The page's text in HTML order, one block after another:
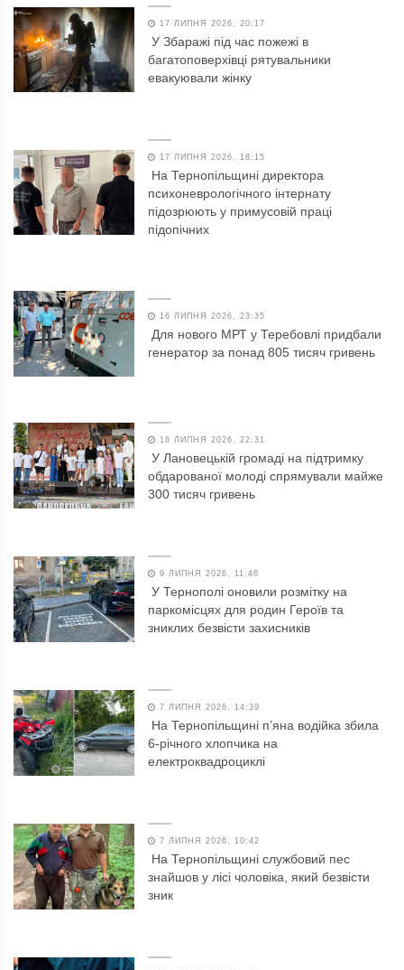
17 ЛИПНЯ 2026, 20:17
У Збаражі під час пожежі в
багатоповерхівці рятувальники
евакуювали жінку
17 ЛИПНЯ 2026, 18:15
На Тернопільщині директора
психоневрологічного інтернату
підозрюють у примусовій праці
підопічних
16 ЛИПНЯ 2026, 23:35
Для нового МРТ у Теребовлі придбали
генератор за понад 805 тисяч гривень
16 ЛИПНЯ 2026, 22:31
У Лановецькій громаді на підтримку
обдарованої молоді спрямували майже
300 тисяч гривень
9 ЛИПНЯ 2026, 11:46
У Тернополі оновили розмітку на
паркомісцях для родин Героїв та
зниклих безвісти захисників
7 ЛИПНЯ 2026, 14:39
На Тернопільщині п’яна водійка збила
6-річного хлопчика на
електроквадроциклі
7 ЛИПНЯ 2026, 10:42
На Тернопільщині службовий пес
знайшов у лісі чоловіка, який безвісти
зник